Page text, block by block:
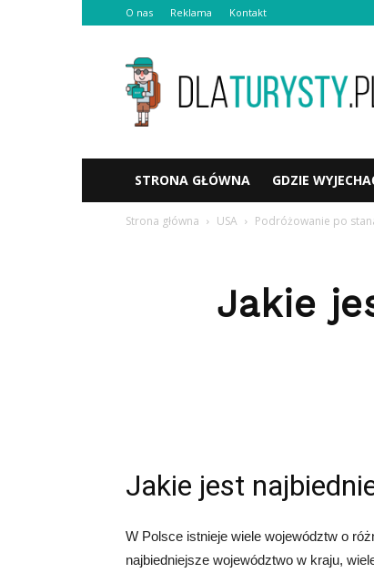
O nas Reklama Kontakt
Dlaturysty.pl
STRONA GŁÓWNA GDZIE
Strona główna USA Podróżowanie po
Jakie
Jakie jest
W Polsce istnieje wiele województw o
najbiedniejsze województwo w kraju,